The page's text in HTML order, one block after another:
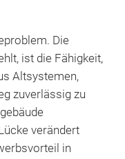
Die
ist die Fähigkeit,
Altsystemen,
zuverlässig zu
verändert
in